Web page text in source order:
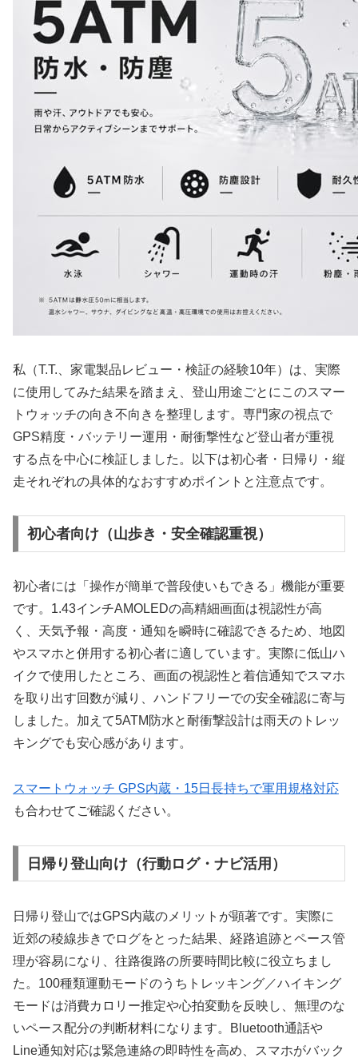
私（T.T.、家電製品レビュー・検証の経験10年）は、実際
に使用してみた結果を踏まえ、登山用途ごとにこのスマー
トウォッチの向き不向きを整理します。専門家の視点で
GPS精度・バッテリー運用・耐衝撃性など登山者が重視
する点を中心に検証しました。以下は初心者・日帰り・縦
走それぞれの具体的なおすすめポイントと注意点です。
初心者向け（山歩き・安全確認重視）
初心者には「操作が簡単で普段使いもできる」機能が重要
です。1.43インチAMOLEDの高精細画面は視認性が高
く、天気予報・高度・通知を瞬時に確認できるため、地図
やスマホと併用する初心者に適しています。実際に低山ハ
イクで使用したところ、画面の視認性と着信通知でスマホ
を取り出す回数が減り、ハンドフリーでの安全確認に寄与
しました。加えて5ATM防水と耐衝撃設計は雨天のトレッ
キングでも安心感があります。
スマートウォッチ GPS内蔵・15日長持ちで軍用規格対応
も合わせてご確認ください。
日帰り登山向け（行動ログ・ナビ活用）
日帰り登山ではGPS内蔵のメリットが顕著です。実際に
近郊の稜線歩きでログをとった結果、経路追跡とペース管
理が容易になり、往路復路の所要時間比較に役立ちまし
た。100種類運動モードのうちトレッキング／ハイキング
モードは消費カロリー推定や心拍変動を反映し、無理のな
いペース配分の判断材料になります。Bluetooth通話や
Line通知対応は緊急連絡の即時性を高め、スマホがバック